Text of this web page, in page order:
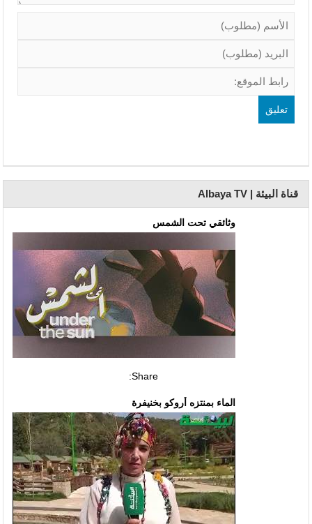
قناة البيئة | Albaya TV
وثائقي تحت الشمس
Share:
الماء بمنتزه أروكو بخنيفرة